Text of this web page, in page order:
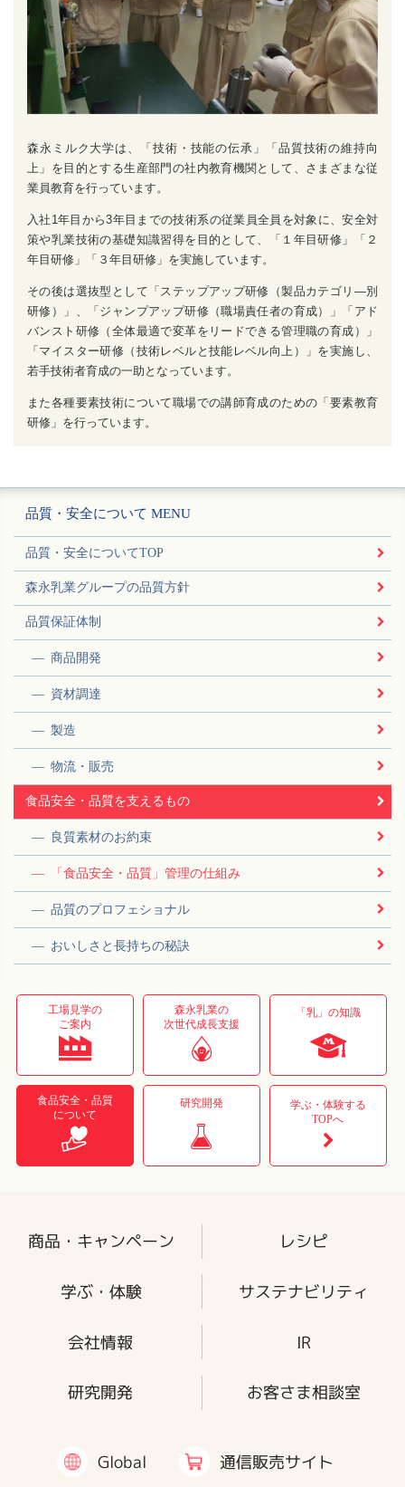
森永ミルク大学は、「技術・技能の伝承」「品質技術の維持向
上」を目的とする生産部門の社内教育機関として、さまざまな従
業員教育を行っています。
入社1年目から3年目までの技術系の従業員全員を対象に、安全対
策や乳業技術の基礎知識習得を目的として、「１年目研修」「２
年目研修」「３年目研修」を実施しています。
その後は選抜型として「ステップアップ研修（製品カテゴリ―別
研修）」、「ジャンプアップ研修（職場責任者の育成）」「アド
バンスト研修（全体最適で変革をリードできる管理職の育成）」
「マイスター研修（技術レベルと技能レベル向上）」を実施し、
若手技術者育成の一助となっています。
また各種要素技術について職場での講師育成のための「要素教育
研修」を行っています。
品質・安全について MENU
品質・安全についてTOP
森永乳業グループの品質方針
品質保証体制
商品開発
資材調達
製造
物流・販売
食品安全・品質を支えるもの
良質素材のお約束
「食品安全・品質」管理の仕組み
品質のプロフェショナル
おいしさと長持ちの秘訣
工場見学の
ご案内
森永乳業の
次世代成長支援
「乳」の知識
食品安全・品質
について
研究開発
学ぶ・体験する
TOPへ
商品・キャンペーン レシピ
学ぶ・体験 サステナビリティ
会社情報 IR
研究開発 お客さま相談室
Global 通信販売サイト